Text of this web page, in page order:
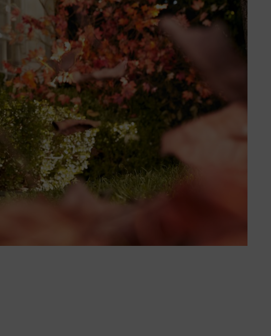
di un manto nevoso, fatta eccezione per i prati